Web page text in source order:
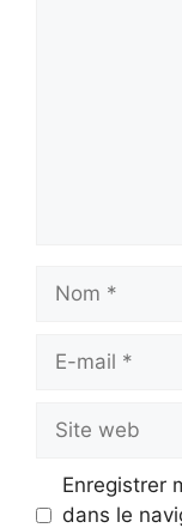
mail
web
Enregistrer
dans le